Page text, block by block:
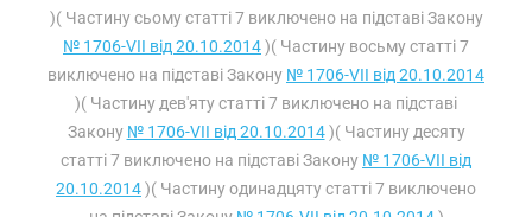
)( Частину сьому статті 7 виключено на підставі Закону
№ 1706-VII від 20.10.2014)( Частину восьму статті 7
виключено на підставі Закону № 1706-VII від 20.10.2014
)( Частину дев'яту статті 7 виключено на підставі
Закону № 1706-VII від 20.10.2014)( Частину десяту
статті 7 виключено на підставі Закону № 1706-VII від
20.10.2014)( Частину одинадцяту статті 7 виключено